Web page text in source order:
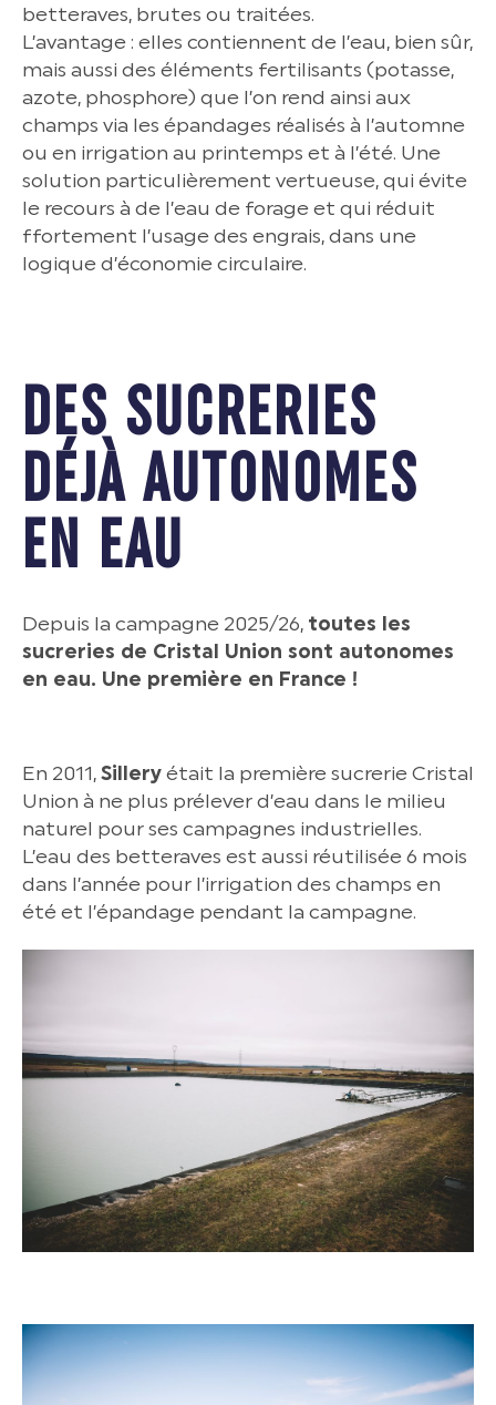
betteraves, brutes ou traitées.
L’avantage : elles contiennent de l’eau, bien sûr,
mais aussi des éléments fertilisants (potasse,
azote, phosphore) que l’on rend ainsi aux
champs via les épandages réalisés à l’automne
ou en irrigation au printemps et à l’été. Une
solution particulièrement vertueuse, qui évite
le recours à de l’eau de forage et qui réduit
ffortement l’usage des engrais, dans une
logique d’économie circulaire.
DES SUCRERIES
DÉJÀ AUTONOMES
EN EAU
Depuis la campagne 2025/26, toutes les
sucreries de Cristal Union sont autonomes
en eau. Une première en France !
En 2011,Silleryétait la première sucrerie Cristal
Union à ne plus prélever d’eau dans le milieu
naturel pour ses campagnes industrielles.
L’eau des betteraves est aussi réutilisée 6 mois
dans l’année pour l’irrigation des champs en
été et l’épandage pendant la campagne.